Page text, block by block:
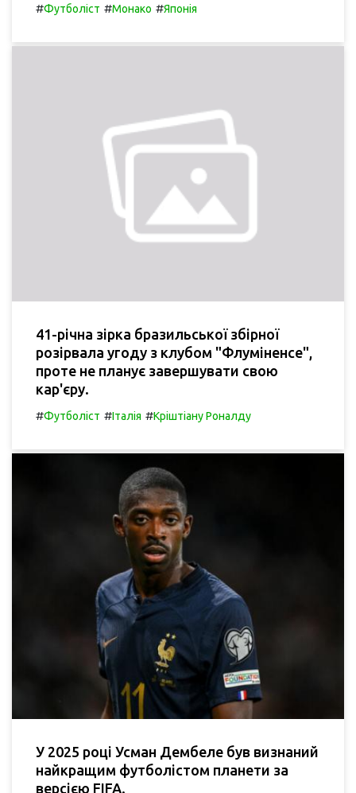
#Футболіст #Монако #Японія
41-річна зірка бразильської збірної
розірвала угоду з клубом "Флуміненсе",
проте не планує завершувати свою
кар'єру.
#Футболіст #Італія #Кріштіану Роналду
У 2025 році Усман Дембеле був визнаний
найкращим футболістом планети за
версією FIFA.